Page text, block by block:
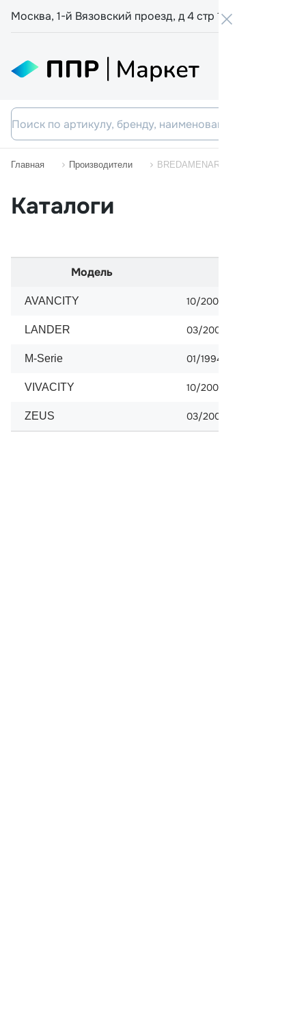
Москва, 1-й Вязовский проезд, д 4 стр 19
Главная Производители BREDAMENARINIBUS
Каталоги
Модель
AVANCITY 10/2005
LANDER 03/2008
M-Serie 01/1994
VIVACITY 10/2005
ZEUS 03/2008